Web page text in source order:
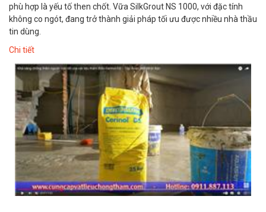
phù hợp là yếu tố then chốt. Vữa SilkGrout NS 1000, với đặc tính
không co ngót, đang trở thành giải pháp tối ưu được nhiều nhà thầu
tin dùng.
Chi tiết